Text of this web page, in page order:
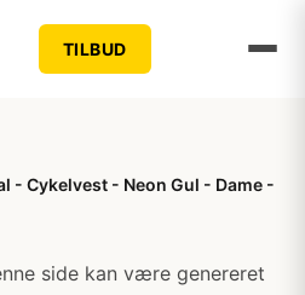
TILBUD
- Cykelvest - Neon Gul - Dame -
side kan være genereret